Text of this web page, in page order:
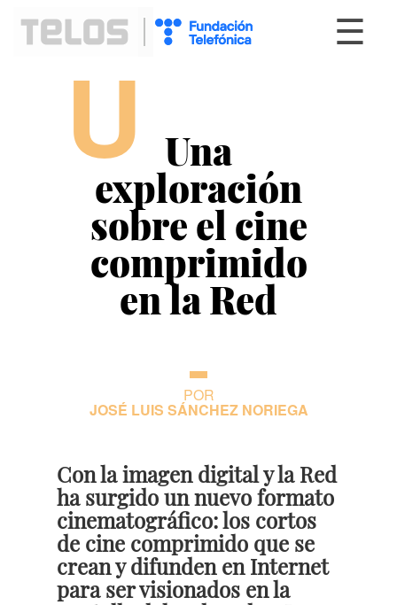
☰
U Una
exploración
sobre el cine
comprimido
en la Red
POR
JOSÉ LUIS SÁNCHEZ NORIEGA
Con la imagen digital y la Red
ha surgido un nuevo formato
cinematográfico: los cortos
de cine comprimido que se
crean y difunden en Internet
para ser visionados en la